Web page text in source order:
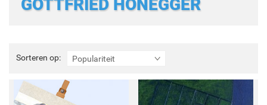
GOTTFRIED HONEGGER
Sorteren op: Populariteit
Sorteren
op: